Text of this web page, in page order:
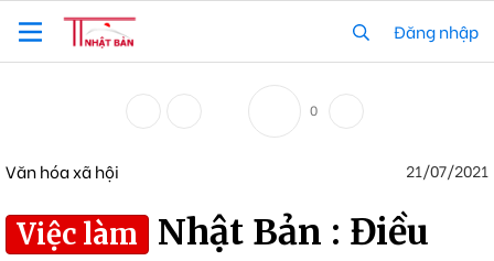
Đăng nhập
0
Văn hóa xã hội 21/07/2021
Việc làm
Nhật Bản : Điều